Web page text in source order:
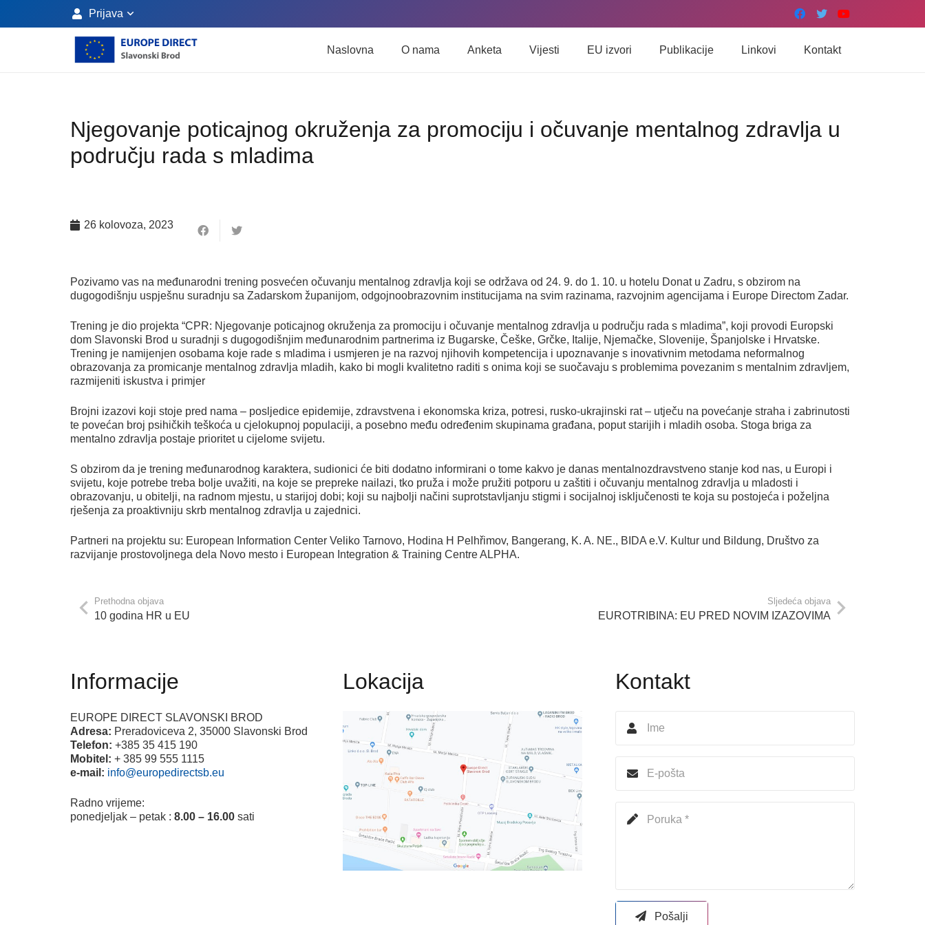
Prijava
Naslovna O nama Anketa Vijesti EU izvori Publikacije Linkovi Kontakt
Njegovanje poticajnog okruženja za promociju i očuvanje mentalnog zdravlja u
području rada s mladima
26 kolovoza, 2023
Pozivamo vas na međunarodni trening posvećen očuvanju mentalnog zdravlja koji se održava od 24. 9. do 1. 10. u hotelu Donat u Zadru, s obzirom na
dugogodišnju uspješnu suradnju sa Zadarskom županijom, odgojnoobrazovnim institucijama na svim razinama, razvojnim agencijama i Europe Directom Zadar.
Trening je dio projekta “CPR: Njegovanje poticajnog okruženja za promociju i očuvanje mentalnog zdravlja u području rada s mladima”, koji provodi Europski
dom Slavonski Brod u suradnji s dugogodišnjim međunarodnim partnerima iz Bugarske, Češke, Grčke, Italije, Njemačke, Slovenije, Španjolske i Hrvatske.
Trening je namijenjen osobama koje rade s mladima i usmjeren je na razvoj njihovih kompetencija i upoznavanje s inovativnim metodama neformalnog
obrazovanja za promicanje mentalnog zdravlja mladih, kako bi mogli kvalitetno raditi s onima koji se suočavaju s problemima povezanim s mentalnim zdravljem,
razmijeniti iskustva i primjer
Brojni izazovi koji stoje pred nama – posljedice epidemije, zdravstvena i ekonomska kriza, potresi, rusko-ukrajinski rat – utječu na povećanje straha i zabrinutosti
te povećan broj psihičkih teškoća u cjelokupnoj populaciji, a posebno među određenim skupinama građana, poput starijih i mladih osoba. Stoga briga za
mentalno zdravlja postaje prioritet u cijelome svijetu.
S obzirom da je trening međunarodnog karaktera, sudionici će biti dodatno informirani o tome kakvo je danas mentalnozdravstveno stanje kod nas, u Europi i
svijetu, koje potrebe treba bolje uvažiti, na koje se prepreke nailazi, tko pruža i može pružiti potporu u zaštiti i očuvanju mentalnog zdravlja u mladosti i
obrazovanju, u obitelji, na radnom mjestu, u starijoj dobi; koji su najbolji načini suprotstavljanju stigmi i socijalnoj isključenosti te koja su postojeća i poželjna
rješenja za proaktivniju skrb mentalnog zdravlja u zajednici.
Partneri na projektu su: European Information Center Veliko Tarnovo, Hodina H Pelhřimov, Bangerang, K. A. NE., BIDA e.V. Kultur und Bildung, Društvo za
razvijanje prostovoljnega dela Novo mesto i European Integration & Training Centre ALPHA.
Prethodna objava
10 godina HR u EU
Sljedeća objava
EUROTRIBINA: EU PRED NOVIM IZAZOVIMA
Informacije
EUROPE DIRECT SLAVONSKI BROD
Adresa: Preradoviceva 2, 35000 Slavonski Brod
Telefon: +385 35 415 190
Mobitel: + 385 99 555 1115
e-mail: info@europedirectsb.eu
Radno vrijeme:
ponedjeljak – petak : 8.00 – 16.00 sati
Lokacija Kontakt
Pošalji